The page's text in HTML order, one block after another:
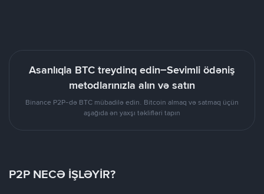
Asanlıqla BTC treydinq edin–Sevimli ödəniş
metodlarınızla alın və satın
Binance P2P-də BTC mübadilə edin. Bitcoin almaq və satmaq üçün
aşağıda ən yaxşı təklifləri tapın
P2P NECƏ İŞLƏYİR?